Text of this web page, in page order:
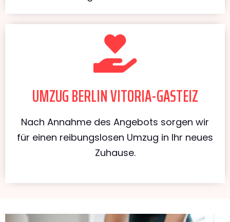
UMZUG BERLIN VITORIA-GASTEIZ
Nach Annahme des Angebots sorgen wir
für einen reibungslosen Umzug in Ihr neues
Zuhause.